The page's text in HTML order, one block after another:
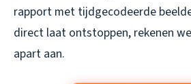
rapport met tijdgecodeerde
direct laat ontstoppen, rekenen
apart aan.